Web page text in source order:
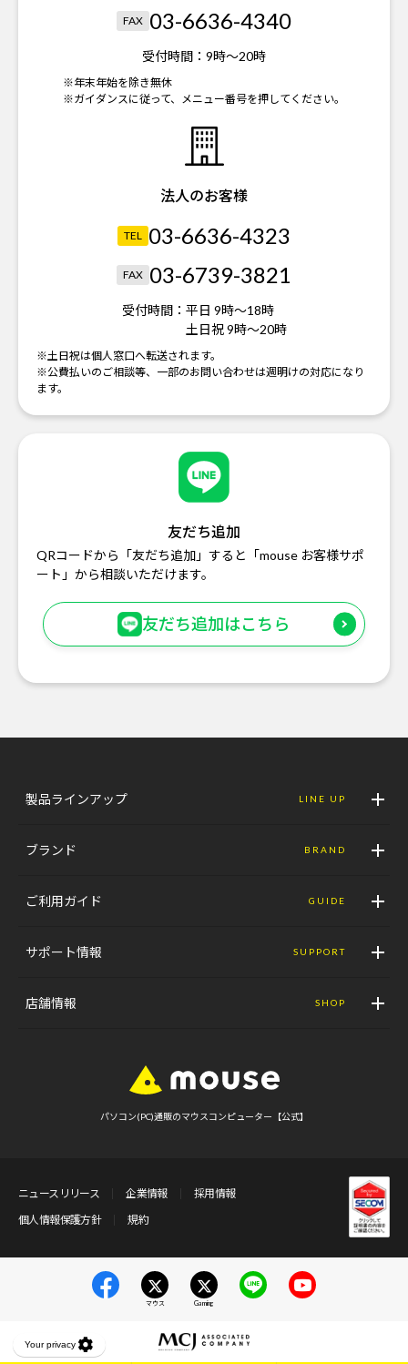
FAX 03-6636-4340
受付時間： 9時～20時
※年末年始を除き無休
※ガイダンスに従って、メニュー番号を押してください。
法人のお客様
TEL 03-6636-4323
FAX 03-6739-3821
受付時間： 平日 9時～18時
土日祝 9時～20時
※土日祝は個人窓口へ転送されます。
※公費払いのご相談等、一部のお問い合わせは週明けの対応になり
ます。
友だち追加
QRコードから「友だち追加」すると「mouse お客様サポ
ート」から相談いただけます。
友だち追加はこちら
製品ラインアップ LINE UP
ブランド BRAND
ご利用ガイド GUIDE
サポート情報 SUPPORT
店舗情報 SHOP
パソコン(PC)通販のマウスコンピューター【公式】
ニュースリリース 企業情報
採用情報
個人情報保護方針
規約
マウス Gaming